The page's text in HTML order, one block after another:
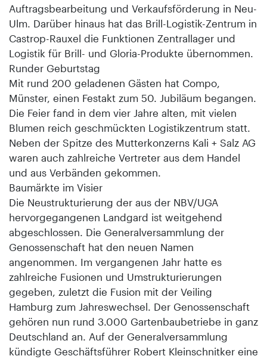
Auftragsbearbeitung und Verkaufsförderung in Neu-
Ulm. Darüber hinaus hat das Brill-Logistik-Zentrum in
Castrop-Rauxel die Funktionen Zentrallager und
Logistik für Brill- und Gloria-Produkte übernommen.
Runder Geburtstag
Mit rund 200 geladenen Gästen hat Compo,
Münster, einen Festakt zum 50. Jubiläum begangen.
Die Feier fand in dem vier Jahre alten, mit vielen
Blumen reich geschmückten Logistikzentrum statt.
Neben der Spitze des Mutterkonzerns Kali + Salz AG
waren auch zahlreiche Vertreter aus dem Handel
und aus Verbänden gekommen.
Baumärkte im Visier
Die Neustrukturierung der aus der NBV/UGA
hervorgegangenen Landgard ist weitgehend
abgeschlossen. Die Generalversammlung der
Genossenschaft hat den neuen Namen
angenommen. Im vergangenen Jahr hatte es
zahlreiche Fusionen und Umstrukturierungen
gegeben, zuletzt die Fusion mit der Veiling
Hamburg zum Jahreswechsel. Der Genossenschaft
gehören nun rund 3.000 Gartenbaubetriebe in ganz
Deutschland an. Auf der Generalversammlung
kündigte Geschäftsführer Robert Kleinschnitker eine